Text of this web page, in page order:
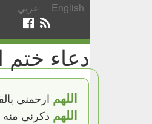
عربي English
دعاء ختم
اللهم ارحمنى
اللهم ذكرنى منه